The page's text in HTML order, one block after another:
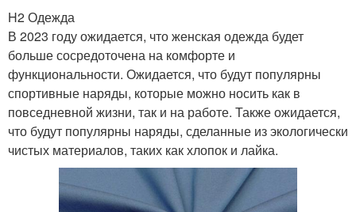
Платья для женщин Образа для женщины
Пальто для женщины
H2 Одежда
В 2023 году ожидается, что женская одежда будет
больше сосредоточена на комфорте и
функциональности. Ожидается, что будут популярны
спортивные наряды, которые можно носить как в
повседневной жизни, так и на работе. Также ожидается,
что будут популярны наряды, сделанные из экологически
чистых материалов, таких как хлопок и лайка.